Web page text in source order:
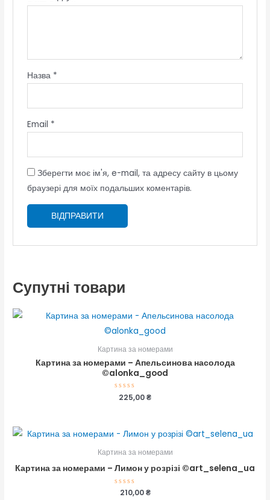
Назва *
Email *
Зберегти моє ім'я, e-mail, та адресу сайту в цьому
браузері для моїх подальших коментарів.
Супутні товари
Картина за номерами
Картина за номерами – Апельсинова насолода
©alonka_good
Оцінено
225,00₴
Картина за номерами
Картина за номерами – Лимон у розрізі ©art_selena_ua
Оцінено
210,00₴